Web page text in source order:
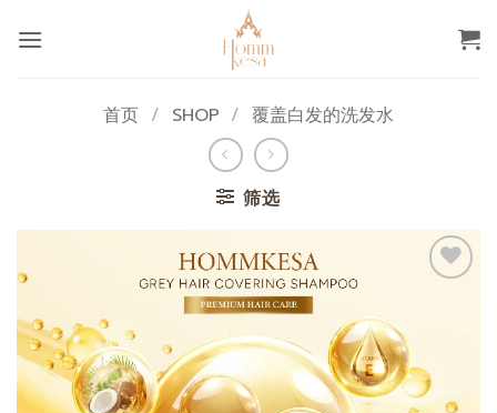
首页 / SHOP / 覆盖白发的洗发水
筛选